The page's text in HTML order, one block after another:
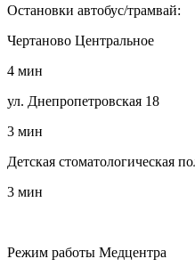
Остановки автобус/трамвай:
Чертаново Центральное
4 мин
ул. Днепропетровская 18
3 мин
Детская стоматологическая
3 мин
Режим работы Медцентра